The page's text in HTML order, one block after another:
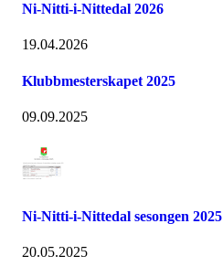
Ni-Nitti-i-Nittedal 2026
19.04.2026
Klubbmesterskapet 2025
09.09.2025
Ni-Nitti-i-Nittedal sesongen 2025
20.05.2025